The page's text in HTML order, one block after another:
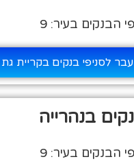
הבנקים בעיר: 9
לסניפי בנקים בקריית גת
בנהרייה
הבנקים בעיר: 9